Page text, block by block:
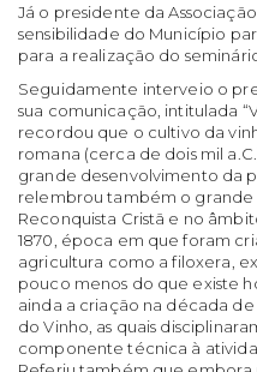
Já o presidente da
sensibilidade do Município
para a realização do
Seguidamente interveio o
sua comunicação, intitulada
recordou que o cultivo da
romana (cerca de dois mil
grande desenvolvimento da
relembrou também o
Reconquista Cristã e no
1870, época em que foram
agricultura como a filoxera,
pouco menos do que existe
ainda a criação na década
do Vinho, as quais
componente técnica à